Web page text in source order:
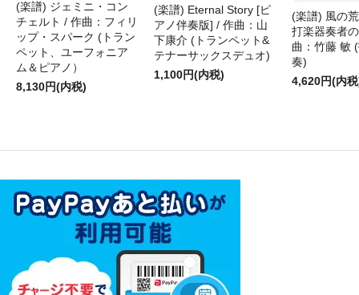
(楽譜) ジェミニ・コン
チェルト / 作曲：フィリ
ップ・スパーク (トラン
ペット、ユーフォニア
ム＆ピアノ）
8,130円(内税)
(楽譜) Eternal Story [ピ
アノ伴奏版] / 作曲：山
下康介 (トランペット&
テナーサックスデュオ)
1,100円(内税)
(楽譜) 風の
打楽器奏者
曲：竹藤 敏
奏)
4,620円(内